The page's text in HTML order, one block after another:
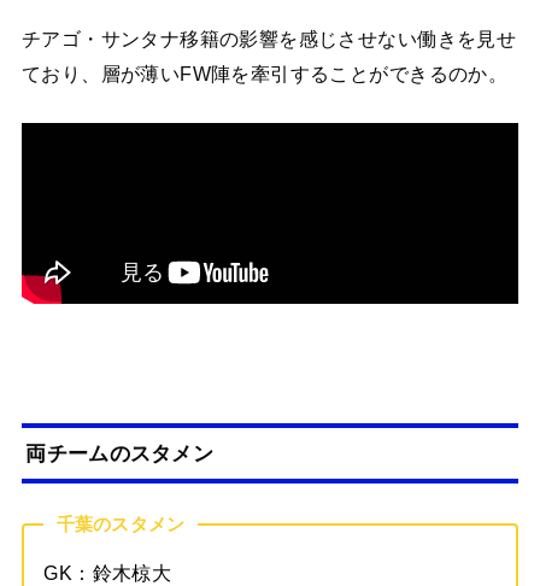
チアゴ・サンタナ移籍の影響を感じさせない働きを見せ
ており、層が薄いFW陣を牽引することができるのか。
両チームのスタメン
千葉のスタメン
GK：鈴木椋大